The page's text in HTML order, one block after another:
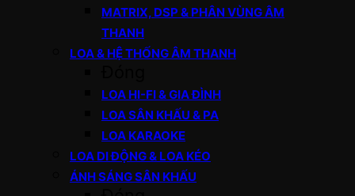
MATRIX, DSP & PHÂN VÙNG ÂM
THANH
LOA & HỆ THỐNG ÂM THANH
LOA HI-FI & GIA ĐÌNH
LOA SÂN KHẤU & PA
LOA KARAOKE
LOA DI ĐỘNG & LOA KÉO
ÁNH SÁNG SÂN KHẤU